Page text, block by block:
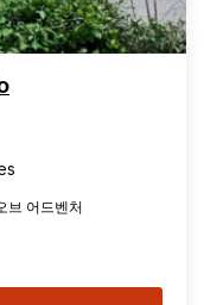
브 어드벤처